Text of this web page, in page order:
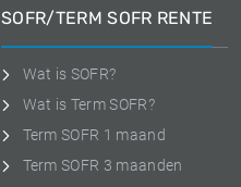
SOFR/TERM SOFR RENTE
Wat is SOFR?
Wat is Term SOFR?
Term SOFR 1 maand
Term SOFR 3 maanden